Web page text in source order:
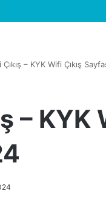
– KYK Wifi Çıkış
– KYK